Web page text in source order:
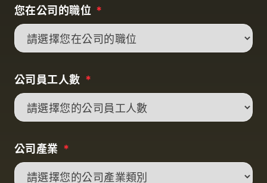
您在公司的職位 *
公司員工人數 *
公司產業 *